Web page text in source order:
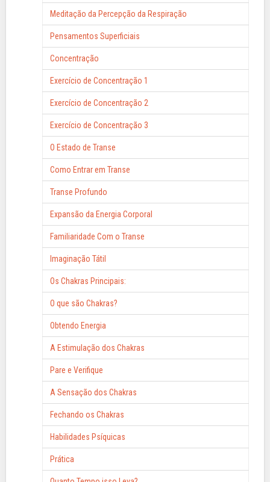
Meditação da Percepção da Respiração
Pensamentos Superficiais
Concentração
Exercício de Concentração 1
Exercício de Concentração 2
Exercício de Concentração 3
O Estado de Transe
Como Entrar em Transe
Transe Profundo
Expansão da Energia Corporal
Familiaridade Com o Transe
Imaginação Tátil
Os Chakras Principais:
O que são Chakras?
Obtendo Energia
A Estimulação dos Chakras
Pare e Verifique
A Sensação dos Chakras
Fechando os Chakras
Habilidades Psíquicas
Prática